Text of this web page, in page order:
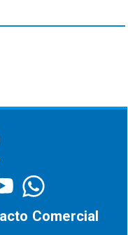
Comercial